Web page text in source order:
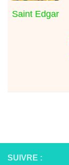
Saint Edgar
SUIVRE :